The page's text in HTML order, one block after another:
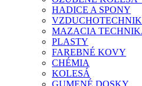
HADICE A SPONY
MAZACIA
PLASTY
FAREBNÉ KOVY
CHÉMIA
KOLESÁ
GUMENÉ DOSKY